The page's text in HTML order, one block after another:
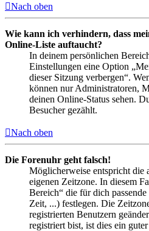
Nach oben
Wie kann ich verhindern, dass
Online-Liste auftaucht?
In deinem persönlichen
Einstellungen eine Option
dieser Sitzung verbergen“.
können nur Administratoren,
deinen Online-Status sehen.
Besucher gezählt.
Nach oben
Die Forenuhr geht falsch!
Möglicherweise entspricht die
eigenen Zeitzone. In diesem
Bereich“ die für dich
Zeit, ...) festlegen. Die
registrierten Benutzern
registriert bist, ist dies ein